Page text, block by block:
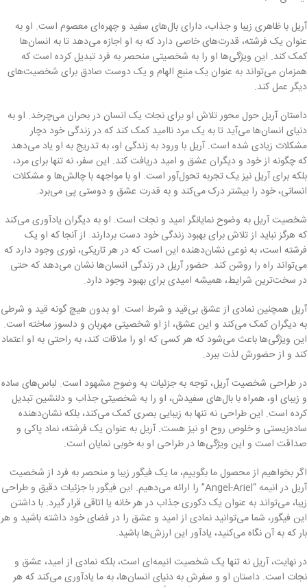
آریل با ظاهری زیبا و جذاب، دارای بال‌های سفید و چهره‌ای معصوم است. او به
عنوان یک فرشته، قدرت‌های خاصی دارد که به او اجازه می‌دهد تا به انسان‌ها
کمک کند. این ویژگی‌ها او را به شخصیتی منحصر به فرد تبدیل کرده است که
همزمان می‌تواند به عنوان یک منبع الهام و یک دوست صادق برای شخصیت‌های
دیگر عمل کند.
داستان آریل حول محور تلاش او برای نجات یک انسان در بحران می‌چرخد. او به
دنیای انسان‌ها می‌آید تا به یک مرد ناامید کمک کند که در زندگی خود دچار
مشکلات زیادی شده است. آریل با ورود به زندگی او، به تدریج به او یاد می‌دهد
که چگونه از خود و دیگران عشق و امید دریافت کند. این سفر، نه تنها برای مرد،
بلکه برای آریل نیز یک تجربه تحول‌آور است. او با مواجهه با چالش‌ها و مشکلات
انسانی، خود را بیشتر درک می‌کند و به قدرت عشق و دوستی پی می‌برد.
شخصیت آریل به وضوح نمایانگر امید و نجات است. او به دیگران یادآوری می‌کند
که هرگز نباید از تلاش برای بهبود زندگی خود دست بردارند. از آنجا که او یک
فرشته است، به نوعی نشان‌دهنده این است که در هر تاریکی، نوری وجود دارد که
می‌تواند راه را روشن کند. حضور آریل در زندگی انسان‌ها نشان می‌دهد که حتی
در سخت‌ترین شرایط، همیشه امیدی برای بهبود وجود دارد.
آریل همچنین نمادی از عشق بی‌قید و شرط است. او بدون هیچ گونه قید و شرطی
به دیگران کمک می‌کند و این عشق، از او شخصیتی مهربان و دلسوز ساخته است.
این ویژگی‌ها باعث می‌شود که هر کسی که او را ملاقات کند، به راحتی به او اعتماد
کند و از حضورش لذت ببرد.
در طراحی شخصیت آریل، توجه به جزئیات به وضوح مشهود است. لباس‌های ساده
و زیبای او، همراه با بال‌های سفیدش، او را به شخصیتی جذاب و دلنشین تبدیل
کرده است. این طراحی نه تنها به زیبایی بصری کمک می‌کند، بلکه نشان‌دهنده
ساده‌زیستی و خلوص روح او نیز هست. آریل به عنوان یک فرشته، نماد پاکی و
صداقت است و این ویژگی‌ها در طراحی او به خوبی نمایان است.
اگر بخواهیم از محصول ما بگوییم، ما یک فیگور زیبا و منحصر به فرد از شخصیت
آریل در انیمه “Angel-Ariel” را ارائه می‌دهیم. این فیگور با جزئیات دقیق و طراحی
زیبا، می‌تواند به عنوان یک دکوری جذاب در هر خانه یا اتاقی قرار گیرد. با داشتن
این فیگور، شما می‌توانید نمادی از امید و عشق را در فضای خود داشته باشید و هر
بار که به آن نگاه می‌کنید، یادآور این ارزش‌ها باشید.
در نهایت، آریل نه تنها یک شخصیت انیمه‌ای است، بلکه نمادی از امید، عشق و
نجات است. داستان او و سفرش به دنیای انسان‌ها، به ما یادآوری می‌کند که هر